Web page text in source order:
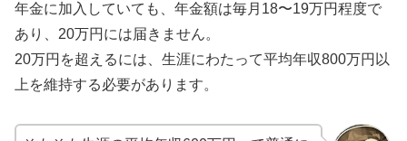
年金に加入していても、年金額は毎月18〜19万円程度で
あり、20万円には届きません。
20万円を超えるには、生涯にわたって平均年収800万円以
上を維持する必要があります。